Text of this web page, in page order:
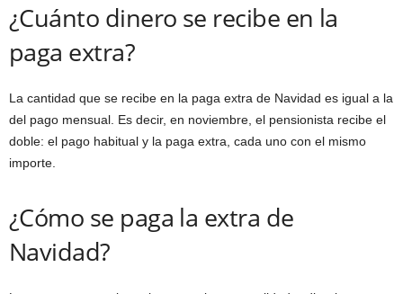
¿Cuánto dinero se recibe en la
paga extra?
La cantidad que se recibe en la paga extra de Navidad es igual a la
del pago mensual. Es decir, en noviembre, el pensionista recibe el
doble: el pago habitual y la paga extra, cada uno con el mismo
importe.
¿Cómo se paga la extra de
Navidad?